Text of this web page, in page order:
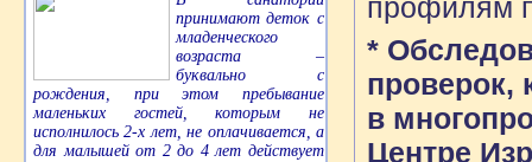
принимают деток с
младенческого
возраста –
буквально с
рождения, при этом пребывание
маленьких гостей, которым не
исполнилось 2-х лет, не оплачивается, а
для малышей от 2 до 4 лет действует
профилям
*
проверок,
в
Центре